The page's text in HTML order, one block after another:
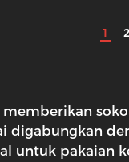
1 2
pakaian